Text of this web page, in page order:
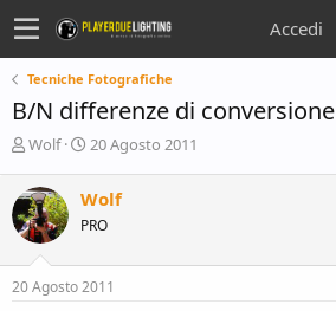
Accedi
Tecniche Fotografiche
B/N differenze di conversione
C
e
a
t
o
r
e
Wolf
D
a
d
i
n
20 Agosto 2011
Wolf
PRO
20 Agosto 2011